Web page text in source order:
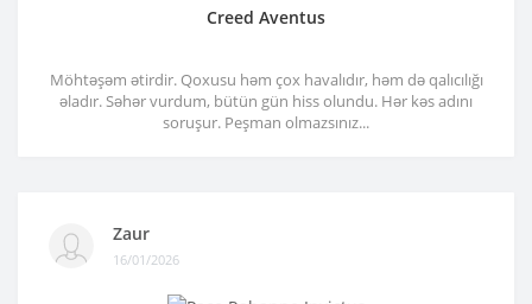
Creed Aventus
Möhtəşəm ətirdir. Qoxusu həm çox havalıdır, həm də qalıcılığı
əladır. Səhər vurdum, bütün gün hiss olundu. Hər kəs adını
soruşur. Peşman olmazsınız...
Zaur
16/01/2026